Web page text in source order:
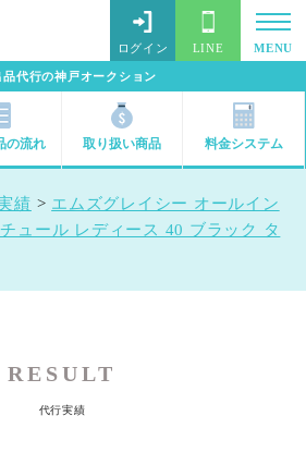
代行の神戸オークション
ログイン LINE MENU
の流れ 取り扱い商品 料金システム
績 > エムズグレイシー オールイン
ュール レディース 40 ブラック タ
RESULT
代行実績